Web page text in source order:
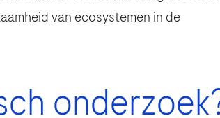
van ecosystemen in de